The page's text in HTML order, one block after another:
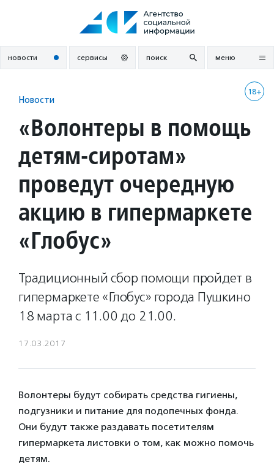
новости сервисы поиск меню
18+
Новости
«Волонтеры в помощь
детям-сиротам»
проведут очередную
акцию в гипермаркете
«Глобус»
Традиционный сбор помощи пройдет в
гипермаркете «Глобус» города Пушкино
18 марта с 11.00 до 21.00.
17.03.2017
Волонтеры будут собирать средства гигиены,
подгузники и питание для подопечных фонда.
Они будут также раздавать посетителям
гипермаркета листовки о том, как можно помочь
детям.